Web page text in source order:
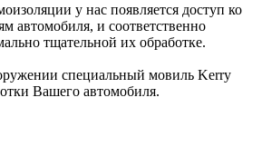
у нас появляется доступ ко
автомобиля, и соответственно
тщательной их обработке.
специальный мовиль Kerry
Вашего автомобиля.